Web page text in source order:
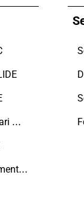
Schermature solari WICSOLAIRE
Prodotti complementari